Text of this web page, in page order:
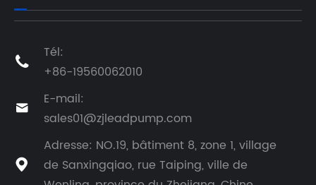

Tél:
+86-19560062010

E-mail:
sales01@zjleadpump.com

Adresse: NO.19, bâtiment 8, zone 1, village
de Sanxingqiao, rue Taiping, ville de